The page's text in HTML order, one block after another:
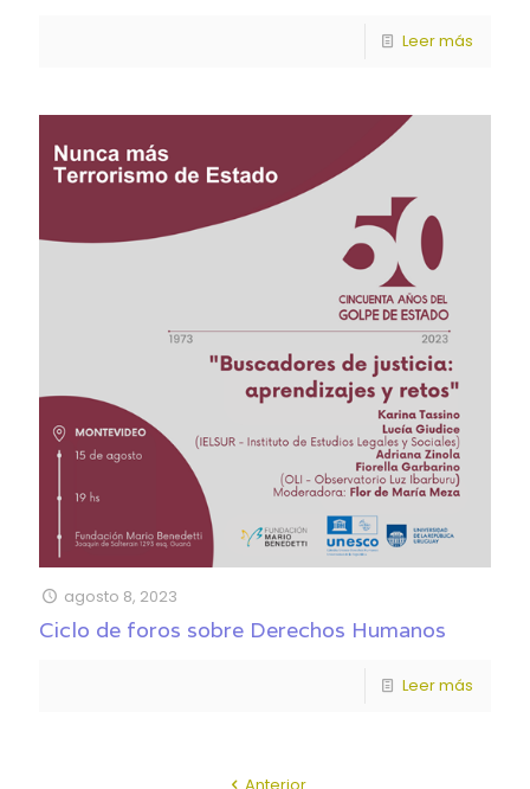
Leer más
agosto 8, 2023
Ciclo de foros sobre Derechos Humanos
Leer más